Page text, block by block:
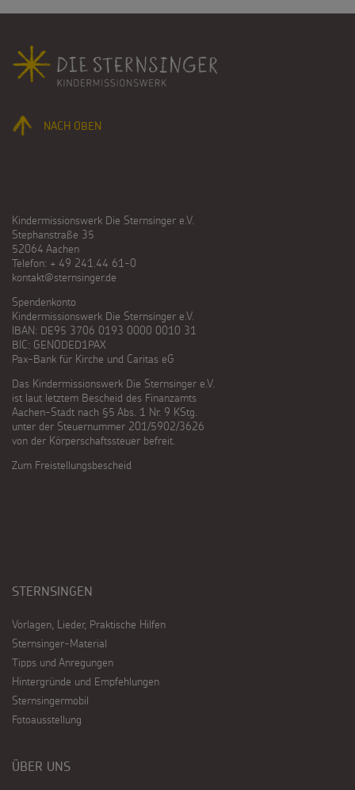
Fußbereich
NACH OBEN
Kindermissionswerk Die Sternsinger e.V.
Stephanstraße 35
52064 Aachen
Telefon: + 49 241.44 61-0
kontakt@sternsinger.de
Spendenkonto
Kindermissionswerk Die Sternsinger e.V.
IBAN: DE95 3706 0193 0000 0010 31
BIC: GENODED1PAX
Pax-Bank für Kirche und Caritas eG
Das Kindermissionswerk Die Sternsinger e.V.
ist laut letztem Bescheid des Finanzamts
Aachen-Stadt nach §5 Abs. 1 Nr. 9 KStg.
unter der Steuernummer 201/5902/3626
von der Körperschaftssteuer befreit.
Zum Freistellungsbescheid
STERNSINGEN
Vorlagen, Lieder, Praktische Hilfen
Sternsinger-Material
Tipps und Anregungen
Hintergründe und Empfehlungen
Sternsingermobil
Fotoausstellung
ÜBER UNS